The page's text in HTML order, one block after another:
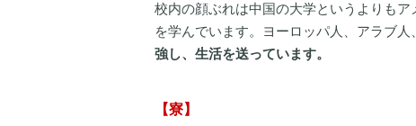
校内の顔ぶれは中国の大学というよりも
を学んでいます。ヨーロッパ人、アラブ人
強し、生活を送っています。
【寮】